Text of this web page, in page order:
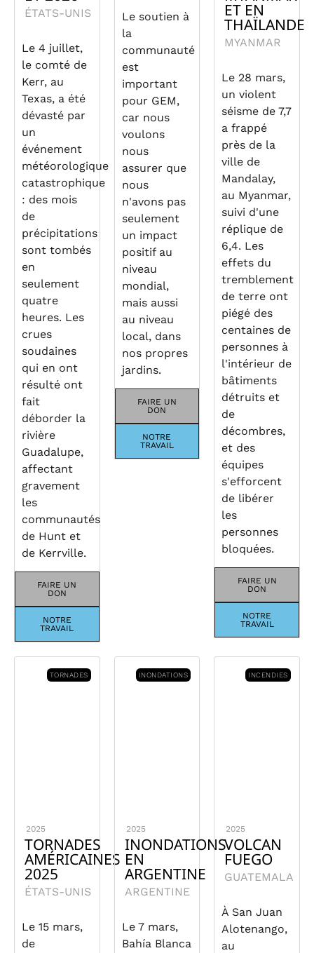
ÉTATS-UNIS
Le 4 juillet,
le comté de
Kerr, au
Texas, a été
dévasté par
un
événement
météorologique
catastrophique
: des mois
de
précipitations
sont tombés
en
seulement
quatre
heures. Les
crues
soudaines
qui en ont
résulté ont
fait
déborder la
rivière
Guadalupe,
affectant
gravement
les
communautés
de Hunt et
de Kerrville.
FAIRE UN
DON
NOTRE
TRAVAIL
Le soutien à
la
communauté
est
important
pour GEM,
car nous
voulons
nous
assurer que
nous
n'avons pas
seulement
un impact
positif au
niveau
mondial,
mais aussi
au niveau
local, dans
nos propres
jardins.
FAIRE UN
DON
NOTRE
TRAVAIL
ET EN
THAÏLANDE
MYANMAR
Le 28 mars,
un violent
séisme de 7,7
a frappé
près de la
ville de
Mandalay,
au Myanmar,
suivi d'une
réplique de
6,4. Les
effets du
tremblement
de terre ont
piégé des
centaines de
personnes à
l'intérieur de
bâtiments
détruits et
de
décombres,
et des
équipes
s'efforcent
de libérer
les
personnes
bloquées.
FAIRE UN
DON
NOTRE
TRAVAIL
TORNADES
2025
TORNADES
AMÉRICAINES
2025
ÉTATS-UNIS
Le 15 mars,
de
INONDATIONS
2025
INONDATIONS
EN
ARGENTINE
ARGENTINE
Le 7 mars,
Bahía Blanca
INCENDIES
2025
VOLCAN
FUEGO
GUATEMALA
À San Juan
Alotenango,
au